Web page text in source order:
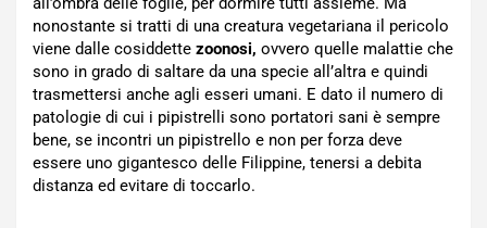
nonostante si tratti di una creatura vegetariana il pericolo
viene dalle cosiddette zoonosi, ovvero quelle malattie che
sono in grado di saltare da una specie all’altra e quindi
trasmettersi anche agli esseri umani. E dato il numero di
patologie di cui i pipistrelli sono portatori sani è sempre
bene, se incontri un pipistrello e non per forza deve
essere uno gigantesco delle Filippine, tenersi a debita
distanza ed evitare di toccarlo.